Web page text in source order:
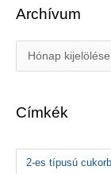
Archívum
r
h
Címkék
2-es típusú